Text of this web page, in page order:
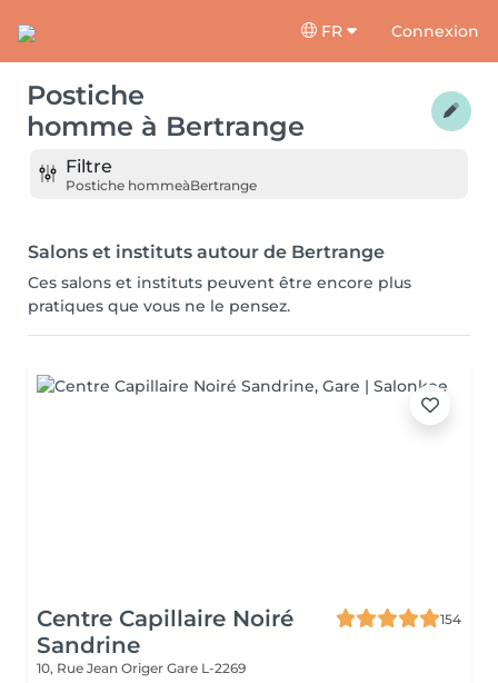
FR Connexion
Postiche
homme à Bertrange
Filtre
Postiche hommeàBertrange
Salons et instituts autour de Bertrange
Ces salons et instituts peuvent être encore plus
pratiques que vous ne le pensez.
Centre Capillaire Noiré
Sandrine
154
10, Rue Jean Origer Gare L-2269